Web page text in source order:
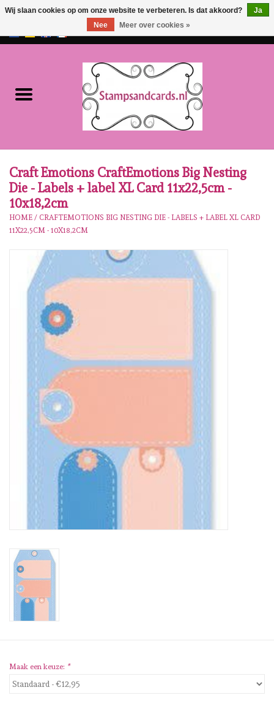
EUR/GBP
NIEUW!!
Crealies
Workshops
Onze Merken
Stempels
Stempelinkt
Stempelaccesoires
Papier (blokjes) &
Embellishments
Embellishment/bedeltjes
Diversen
Embossingpoeders
Inkleurbenodigdheden
Craft Emotions CraftEmotions Big Nesting
Die - Labels + label XL Card 11x22,5cm -
10x18,2cm
HOME / CRAFTEMOTIONS BIG NESTING DIE - LABELS + LABEL XL CARD
11X22,5CM - 10X18,2CM
Maak een keuze: *
Wij slaan cookies op om onze website te verbeteren. Is dat akkoord?
Ja
Nee
Meer over cookies »